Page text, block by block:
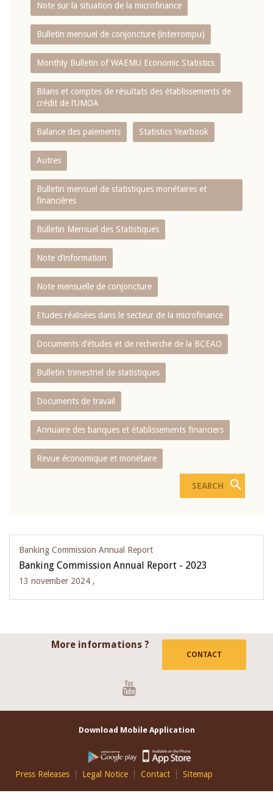
Note sur la situation de la microfinance
Bulletin mensuel de conjoncture (interrompu)
Monthly Bulletin of WAEMU Economic Statistics
Bilans et comptes de résultats des établissements de
crédit de l‘UMOA
Balance des paiements Statistics Yearbook
Autres
Bulletin mensuel de statistiques monétaires et
financières
Bulletin Mensuel des Statistiques
Note d’information
Note mensuelle de conjoncture
Etudes réalisées dans le secteur de la microfinance
Documents d’études et de recherche de la BCEAO
Bulletin trimestriel de statistiques
Documents de travail
Annuaire des banques et établissements financiers
Revue économique et monétaire
Banking Commission Annual Report
Banking Commission Annual Report - 2023
13 november 2024 ,
More informations ?
CONTACT
Download Mobile Application
Footer
EN
Press Releases Legal Notice Contact Sitemap